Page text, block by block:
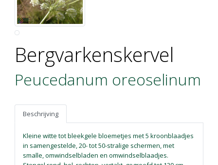
Bergvarkenskervel
Peucedanum oreoselinum
Beschrijving
Kleine witte tot bleekgele bloemetjes met 5 kroonblaadjes
in samengestelde, 20- tot 50-stralige schermen, met
smalle, omwindselbladen en omwindselblaadjes.